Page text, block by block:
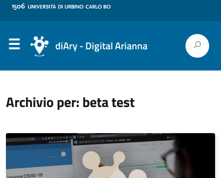
diAry - Digital Arianna
Archivio per: beta test